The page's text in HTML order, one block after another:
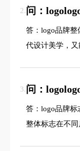
2.问：
答：logo品牌
代设计美学，又
3.问：
答：logo品牌
整体标志在不同